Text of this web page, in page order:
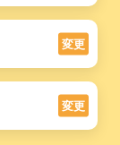
変更
変更